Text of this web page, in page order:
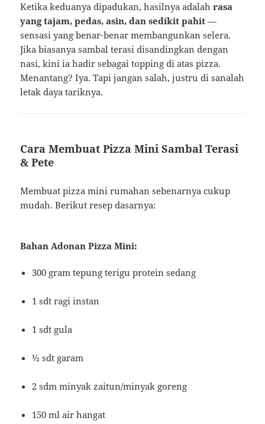
Ketika keduanya dipadukan, hasilnya adalahrasa
yang tajam, pedas, asin, dan sedikit pahit —
sensasi yang benar-benar membangunkan selera.
Jika biasanya sambal terasi disandingkan dengan
nasi, kini ia hadir sebagai topping di atas pizza.
Menantang? Iya. Tapi jangan salah, justru di sanalah
letak daya tariknya.
Cara Membuat Pizza Mini Sambal Terasi
& Pete
Membuat pizza mini rumahan sebenarnya cukup
mudah. Berikut resep dasarnya:
Bahan Adonan Pizza Mini:
300 gram tepung terigu protein sedang
1 sdt ragi instan
1 sdt gula
½ sdt garam
2 sdm minyak zaitun/minyak goreng
150 ml air hangat